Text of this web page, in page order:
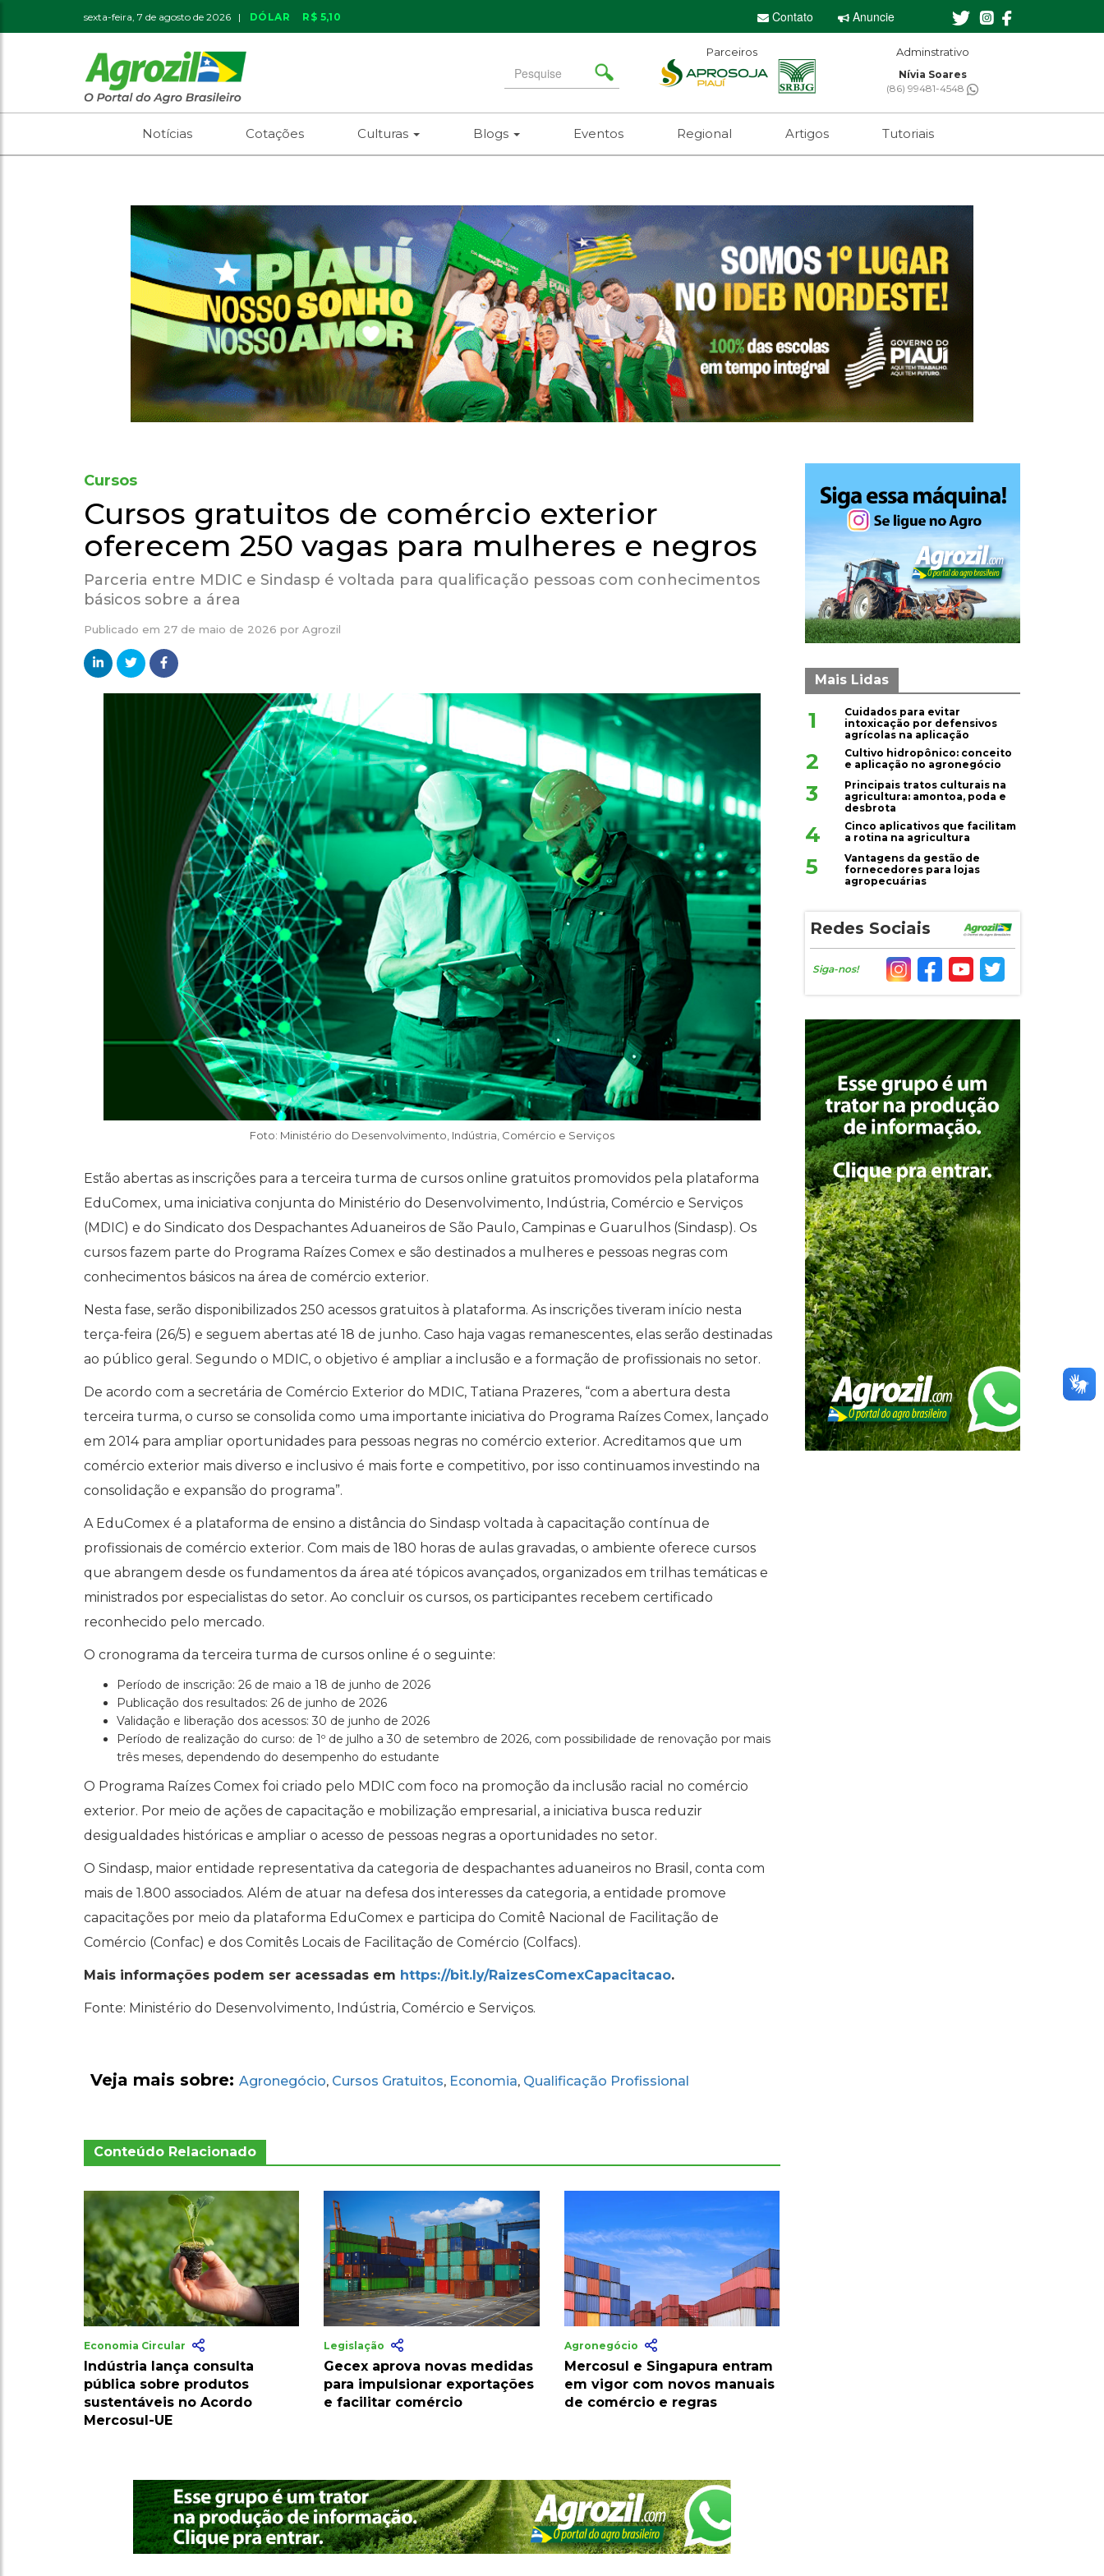
sexta-feira, 7 de agosto de 2026 | DÓLAR R$ 5,10 Contato Anuncie
Search
for
Parceiros Editor-chefe
Sebastian Eugênio
(61) 99650-2473
Adminstrativo
Nívia Soares
(86) 99481-4548
Notícias Cotações Culturas Blogs Eventos Regional Artigos Tutoriais
Cursos
Cursos gratuitos de comércio exterior
oferecem 250 vagas para mulheres e negros
Parceria entre MDIC e Sindasp é voltada para qualificação pessoas com conhecimentos
básicos sobre a área
Publicado em 27 de maio de 2026 por Agrozil
Foto: Ministério do Desenvolvimento, Indústria, Comércio e Serviços
Estão abertas as inscrições para a terceira turma de cursos online gratuitos promovidos pela plataforma
EduComex, uma iniciativa conjunta do Ministério do Desenvolvimento, Indústria, Comércio e Serviços
(MDIC) e do Sindicato dos Despachantes Aduaneiros de São Paulo, Campinas e Guarulhos (Sindasp). Os
cursos fazem parte do Programa Raízes Comex e são destinados a mulheres e pessoas negras com
conhecimentos básicos na área de comércio exterior.
Nesta fase, serão disponibilizados 250 acessos gratuitos à plataforma. As inscrições tiveram início nesta
terça-feira (26/5) e seguem abertas até 18 de junho. Caso haja vagas remanescentes, elas serão destinadas
ao público geral. Segundo o MDIC, o objetivo é ampliar a inclusão e a formação de profissionais no setor.
De acordo com a secretária de Comércio Exterior do MDIC, Tatiana Prazeres, “com a abertura desta
terceira turma, o curso se consolida como uma importante iniciativa do Programa Raízes Comex, lançado
em 2014 para ampliar oportunidades para pessoas negras no comércio exterior. Acreditamos que um
comércio exterior mais diverso e inclusivo é mais forte e competitivo, por isso continuamos investindo na
consolidação e expansão do programa”.
A EduComex é a plataforma de ensino a distância do Sindasp voltada à capacitação contínua de
profissionais de comércio exterior. Com mais de 180 horas de aulas gravadas, o ambiente oferece cursos
que abrangem desde os fundamentos da área até tópicos avançados, organizados em trilhas temáticas e
ministrados por especialistas do setor. Ao concluir os cursos, os participantes recebem certificado
reconhecido pelo mercado.
O cronograma da terceira turma de cursos online é o seguinte:
Período de inscrição: 26 de maio a 18 de junho de 2026
Publicação dos resultados: 26 de junho de 2026
Validação e liberação dos acessos: 30 de junho de 2026
Período de realização do curso: de 1º de julho a 30 de setembro de 2026, com possibilidade de renovação por mais
três meses, dependendo do desempenho do estudante
O Programa Raízes Comex foi criado pelo MDIC com foco na promoção da inclusão racial no comércio
exterior. Por meio de ações de capacitação e mobilização empresarial, a iniciativa busca reduzir
desigualdades históricas e ampliar o acesso de pessoas negras a oportunidades no setor.
O Sindasp, maior entidade representativa da categoria de despachantes aduaneiros no Brasil, conta com
mais de 1.800 associados. Além de atuar na defesa dos interesses da categoria, a entidade promove
capacitações por meio da plataforma EduComex e participa do Comitê Nacional de Facilitação de
Comércio (Confac) e dos Comitês Locais de Facilitação de Comércio (Colfacs).
Mais informações podem ser acessadas em https://bit.ly/RaizesComexCapacitacao.
Fonte: Ministério do Desenvolvimento, Indústria, Comércio e Serviços.
Veja mais sobre: Agronegócio, Cursos Gratuitos, Economia, Qualificação Profissional
Conteúdo Relacionado
Economia Circular
Indústria lança consulta
pública sobre produtos
sustentáveis no Acordo
Mercosul-UE
Legislação
Gecex aprova novas medidas
para impulsionar exportações
e facilitar comércio
Agronegócio
Mercosul e Singapura entram
em vigor com novos manuais
de comércio e regras
Mais Lidas
1
Cuidados para evitar
intoxicação por defensivos
agrícolas na aplicação
2
Cultivo hidropônico: conceito
e aplicação no agronegócio
3
Principais tratos culturais na
agricultura: amontoa, poda e
desbrota
4
Cinco aplicativos que facilitam
a rotina na agricultura
5
Vantagens da gestão de
fornecedores para lojas
agropecuárias
Redes Sociais
Siga-nos!